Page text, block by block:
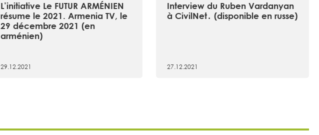
L’initiative Le FUTUR ARMÉNIEN
résume le 2021. Armenia TV, le
29 décembre 2021 (en
arménien)
29.12.2021
Interview du Ruben Vardanyan
à CivilNet․ (disponible en russe)
27.12.2021